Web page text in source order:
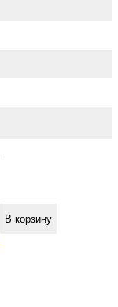
В корзину